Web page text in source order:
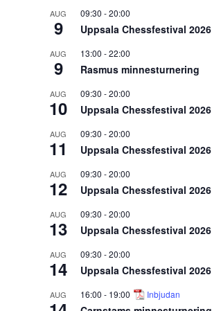
AUG
9
09:30 -20:00
Uppsala Chessfestival 2026
AUG
9
13:00 -22:00
Rasmus minnesturnering
AUG
10
09:30 -20:00
Uppsala Chessfestival 2026
AUG
11
09:30 -20:00
Uppsala Chessfestival 2026
AUG
12
09:30 -20:00
Uppsala Chessfestival 2026
AUG
13
09:30 -20:00
Uppsala Chessfestival 2026
AUG
14
09:30 -20:00
Uppsala Chessfestival 2026
AUG 16:00 - 19:00 Inbjudan